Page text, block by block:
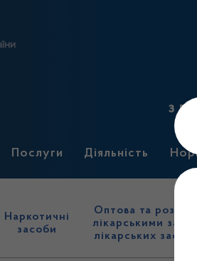
з
Послуги Діяльність
Наркотичні
засоби
Оптова та
лікарськими
лікарських